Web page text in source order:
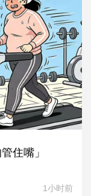
住嘴」
1小时前